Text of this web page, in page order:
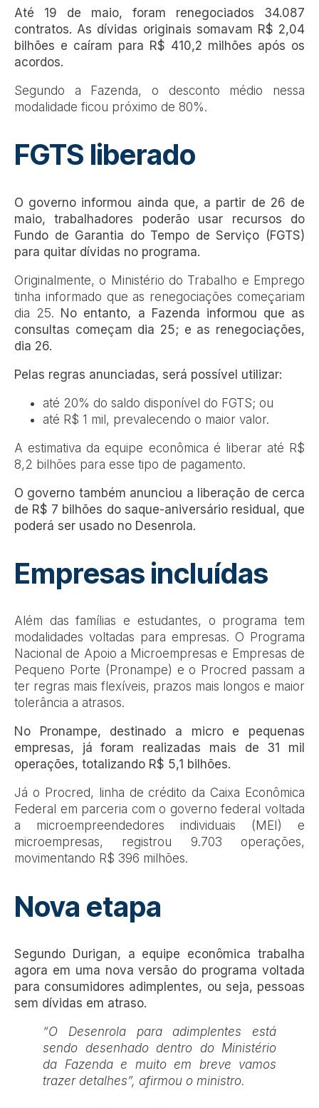
Até 19 de maio, foram renegociados 34.087
contratos. As dívidas originais somavam R$ 2,04
bilhões e caíram para R$ 410,2 milhões após os
acordos.
Segundo a Fazenda, o desconto médio nessa
modalidade ficou próximo de 80%.
FGTS liberado
O governo informou ainda que, a partir de 26 de
maio, trabalhadores poderão usar recursos do
Fundo de Garantia do Tempo de Serviço (FGTS)
para quitar dívidas no programa.
Originalmente, o Ministério do Trabalho e Emprego
tinha informado que as renegociações começariam
dia 25. No entanto, a Fazenda informou que as
consultas começam dia 25; e as renegociações,
dia 26.
Pelas regras anunciadas, será possível utilizar:
até 20% do saldo disponível do FGTS; ou
até R$ 1 mil, prevalecendo o maior valor.
A estimativa da equipe econômica é liberar até R$
8,2 bilhões para esse tipo de pagamento.
O governo também anunciou a liberação de cerca
de R$ 7 bilhões do saque-aniversário residual, que
poderá ser usado no Desenrola.
Empresas incluídas
Além das famílias e estudantes, o programa tem
modalidades voltadas para empresas. O Programa
Nacional de Apoio a Microempresas e Empresas de
Pequeno Porte (Pronampe) e o Procred passam a
ter regras mais flexíveis, prazos mais longos e maior
tolerância a atrasos.
No Pronampe, destinado a micro e pequenas
empresas, já foram realizadas mais de 31 mil
operações, totalizando R$ 5,1 bilhões.
Já o Procred, linha de crédito da Caixa Econômica
Federal em parceria com o governo federal voltada
a microempreendedores individuais (MEI) e
microempresas, registrou 9.703 operações,
movimentando R$ 396 milhões.
Nova etapa
Segundo Durigan, a equipe econômica trabalha
agora em uma nova versão do programa voltada
para consumidores adimplentes, ou seja, pessoas
sem dívidas em atraso.
“O Desenrola para adimplentes está
sendo desenhado dentro do Ministério
da Fazenda e muito em breve vamos
trazer detalhes”, afirmou o ministro.